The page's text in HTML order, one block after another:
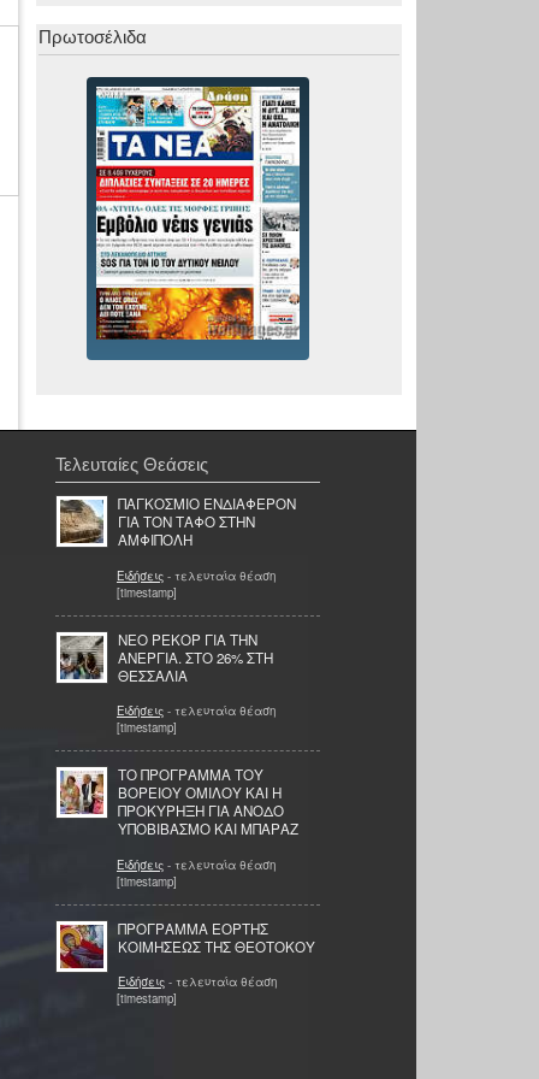
Πρωτοσέλιδα
Τελευταίες Θεάσεις
ΠΑΓΚΟΣΜΙΟ ΕΝΔΙΑΦΕΡΟΝ
ΓΙΑ ΤOΝ ΤΑΦΟ ΣΤΗΝ
ΑΜΦΙΠΟΛΗ
Ειδήσεις - τελευταία θέαση
[timestamp]
ΝΕΟ ΡΕΚΟΡ ΓΙΑ ΤΗΝ
ΑΝΕΡΓΙΑ. ΣΤΟ 26% ΣΤΗ
ΘΕΣΣΑΛΙΑ
Ειδήσεις - τελευταία θέαση
[timestamp]
ΤΟ ΠΡΟΓΡΑΜΜΑ ΤΟΥ
ΒΟΡΕΙΟΥ ΟΜΙΛΟΥ ΚΑΙ Η
ΠΡΟΚΥΡΗΞΗ ΓΙΑ ΑΝΟΔΟ
ΥΠΟΒΙΒΑΣΜΟ ΚΑΙ ΜΠΑΡΑΖ
Ειδήσεις - τελευταία θέαση
[timestamp]
ΠΡΟΓΡΑΜΜΑ ΕΟΡΤΗΣ
ΚΟΙΜΗΣΕΩΣ ΤΗΣ ΘΕΟΤΟΚΟΥ
Ειδήσεις - τελευταία θέαση
[timestamp]